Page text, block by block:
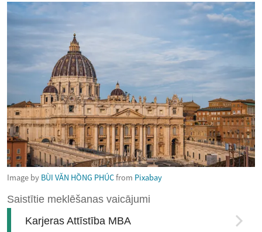
Image by BÙI VĂN HỒNG PHÚCfrom Pixabay